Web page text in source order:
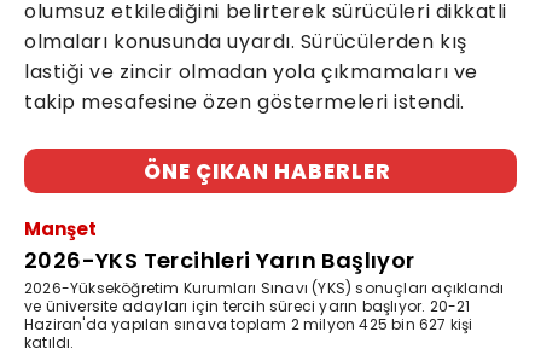
olumsuz etkilediğini belirterek sürücüleri dikkatli
olmaları konusunda uyardı. Sürücülerden kış
lastiği ve zincir olmadan yola çıkmamaları ve
takip mesafesine özen göstermeleri istendi.
ÖNE ÇIKAN HABERLER
Manşet
2026-YKS Tercihleri Yarın Başlıyor
2026-Yükseköğretim Kurumları Sınavı (YKS) sonuçları açıklandı
ve üniversite adayları için tercih süreci yarın başlıyor. 20-21
Haziran'da yapılan sınava toplam 2 milyon 425 bin 627 kişi
katıldı.